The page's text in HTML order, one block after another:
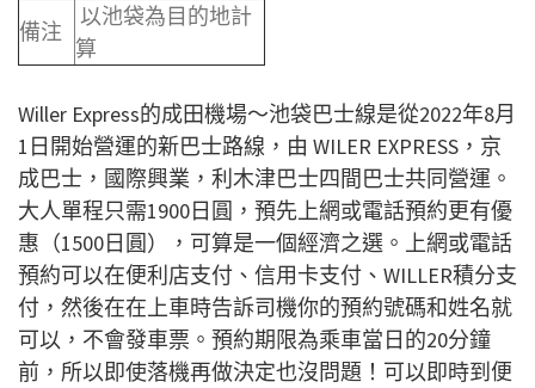
備注
以池袋為目的地計
算
Willer Express的成田機場～池袋巴士線是從2022年8月
1日開始營運的新巴士路線，由 WILER EXPRESS，京
成巴士，國際興業，利木津巴士四間巴士共同營運。
大人單程只需1900日圓，預先上網或電話預約更有優
惠（1500日圓），可算是一個經濟之選。上網或電話
預約可以在便利店支付、信用卡支付、WILLER積分支
付，然後在在上車時告訴司機你的預約號碼和姓名就
可以，不會發車票。預約期限為乘車當日的20分鐘
前，所以即使落機再做決定也沒問題！可以即時到便